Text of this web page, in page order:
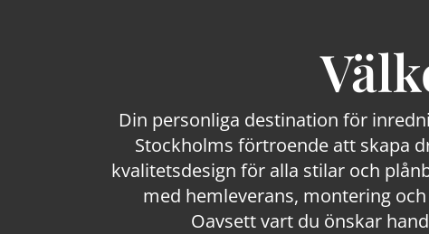
Din personliga destination för
Stockholms förtroende att skapa
kvalitetsdesign för alla stilar och
med hemleverans, montering
Oavsett vart du önskar